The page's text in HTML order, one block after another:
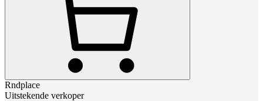
Rndplace
Uitstekende verkoper